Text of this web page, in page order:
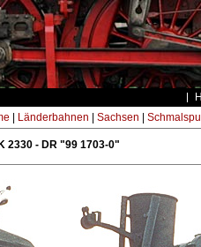
Länderbahnen Sachsen
2330 - DR "99 1703-0"